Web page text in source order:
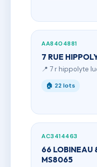
AA8404881
7 RUE
📍 7 r hippolyte
🏠 22 lots
AC3414463
66 LOBINEAU
MS8065